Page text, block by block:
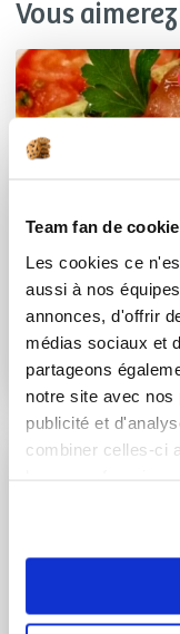
Team fan de
Les cookies ce
aussi à nos
annonces, d'offrir
médias sociaux et
partageons
notre site avec
publicité et
combiner celles-ci
Vous
Caroline Chatelain
Conseillère Guy
TERRINE
COURGETTES
FROMAGE
TART...